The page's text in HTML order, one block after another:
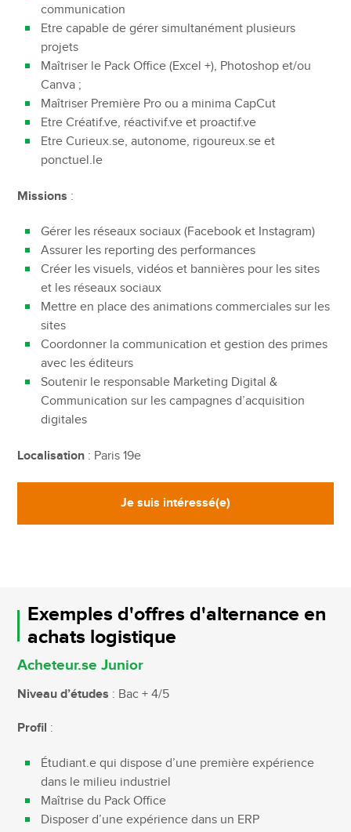
communication
Etre capable de gérer simultanément plusieurs
projets
Maîtriser le Pack Office (Excel +), Photoshop et/ou
Canva ;
Maîtriser Première Pro ou a minima CapCut
Etre Créatif.ve, réactivif.ve et proactif.ve
Etre Curieux.se, autonome, rigoureux.se et
ponctuel.le
Missions :
Gérer les réseaux sociaux (Facebook et Instagram)
Assurer les reporting des performances
Créer les visuels, vidéos et bannières pour les sites
et les réseaux sociaux
Mettre en place des animations commerciales sur les
sites
Coordonner la communication et gestion des primes
avec les éditeurs
Soutenir le responsable Marketing Digital &
Communication sur les campagnes d’acquisition
digitales
Localisation : Paris 19e
Je suis intéressé(e)
Exemples d'offres d'alternance en
achats logistique
Acheteur.se Junior
Niveau d’études : Bac + 4/5
Profil :
Étudiant.e qui dispose d’une première expérience
dans le milieu industriel
Maîtrise du Pack Office
Disposer d’une expérience dans un ERP